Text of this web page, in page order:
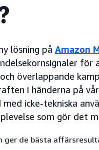
lösning på Amazon
överlappande
i händerna på
icke-tekniska
som gör det
ger de bästa